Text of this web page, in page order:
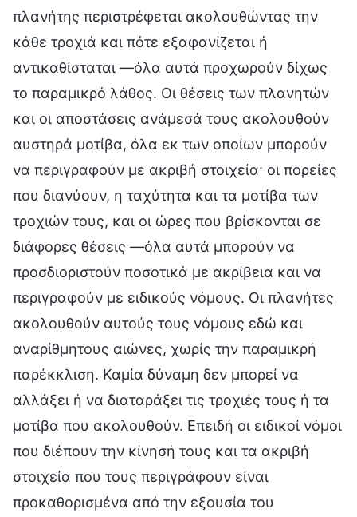
πλανήτης περιστρέφεται ακολουθώντας την
κάθε τροχιά και πότε εξαφανίζεται ή
αντικαθίσταται —όλα αυτά προχωρούν δίχως
το παραμικρό λάθος. Οι θέσεις των πλανητών
και οι αποστάσεις ανάμεσά τους ακολουθούν
αυστηρά μοτίβα, όλα εκ των οποίων μπορούν
να περιγραφούν με ακριβή στοιχεία· οι πορείες
που διανύουν, η ταχύτητα και τα μοτίβα των
τροχιών τους, και οι ώρες που βρίσκονται σε
διάφορες θέσεις —όλα αυτά μπορούν να
προσδιοριστούν ποσοτικά με ακρίβεια και να
περιγραφούν με ειδικούς νόμους. Οι πλανήτες
ακολουθούν αυτούς τους νόμους εδώ και
αναρίθμητους αιώνες, χωρίς την παραμικρή
παρέκκλιση. Καμία δύναμη δεν μπορεί να
αλλάξει ή να διαταράξει τις τροχιές τους ή τα
μοτίβα που ακολουθούν. Επειδή οι ειδικοί νόμοι
που διέπουν την κίνησή τους και τα ακριβή
στοιχεία που τους περιγράφουν είναι
προκαθορισμένα από την εξουσία του